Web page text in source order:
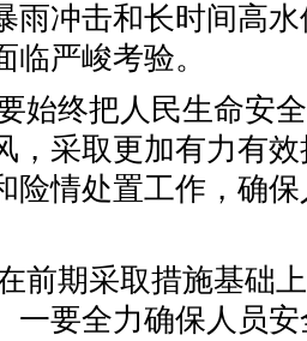
雨冲击和长时间高
临严峻考验。
始终把人民生命安
，采取更加有力有
险情处置工作，确
前期采取措施基础
一要全力确保人员